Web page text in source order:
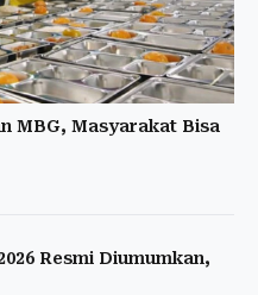
MBG, Masyarakat Bisa
Resmi Diumumkan,